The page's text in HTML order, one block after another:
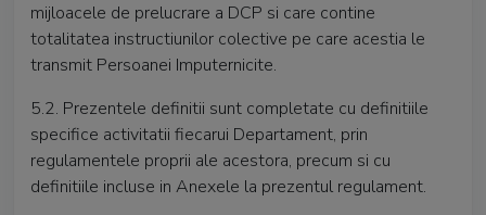
mijloacele de prelucrare a DCP si care contine
totalitatea instructiunilor colective pe care acestia le
transmit Persoanei Imputernicite.
5.2. Prezentele definitii sunt completate cu definitiile
specifice activitatii fiecarui Departament, prin
regulamentele proprii ale acestora, precum si cu
definitiile incluse in Anexele la prezentul regulament.